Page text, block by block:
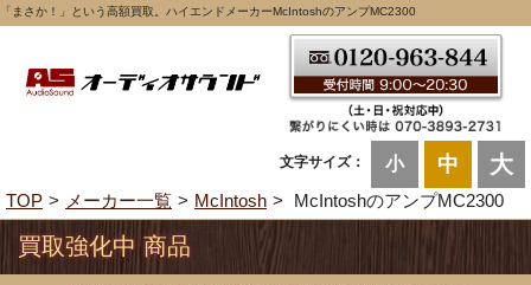
「まさか！」という高額買取。ハイエンドメーカーMcIntoshのアンプMC2300
文字サイズ： 小 中 大
TOP メーカー一覧 McIntosh McIntoshのアンプMC2300
買取強化中 商品